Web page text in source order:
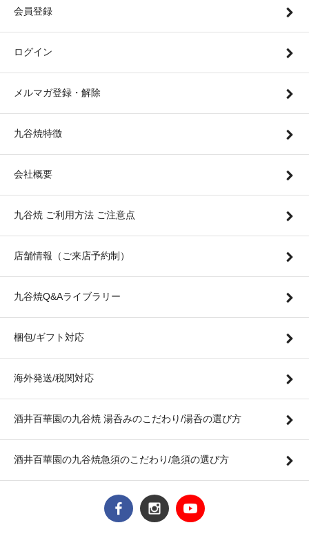
会員登録
ログイン
メルマガ登録・解除
九谷焼特徴
会社概要
九谷焼 ご利用方法 ご注意点
店舗情報（ご来店予約制）
九谷焼Q&Aライブラリー
梱包/ギフト対応
海外発送/税関対応
酒井百華園の九谷焼 湯呑みのこだわり/湯呑の選び方
酒井百華園の九谷焼急須のこだわり/急須の選び方